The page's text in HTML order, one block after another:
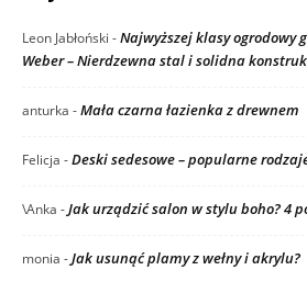
Leon Jabłoński -Najwyższej klasy ogrodowy
Weber – Nierdzewna stal i solidna
anturka -Mała czarna łazienka z drewnem
Felicja -Deski sedesowe – popularne
\Anka -Jak urządzić salon w stylu boho? 4
monia -Jak usunąć plamy z wełny i akrylu?